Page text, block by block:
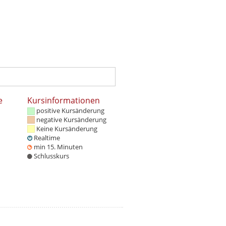
Kursinformationen
positive Kursänderung
negative Kursänderung
Keine Kursänderung
Realtime
min 15. Minuten
Schlusskurs